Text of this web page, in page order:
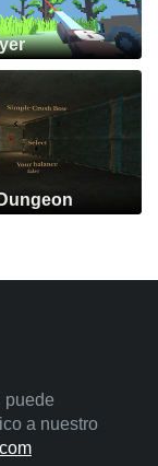
puede
a nuestro